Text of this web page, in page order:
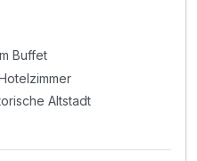
Buffet
Altstadt